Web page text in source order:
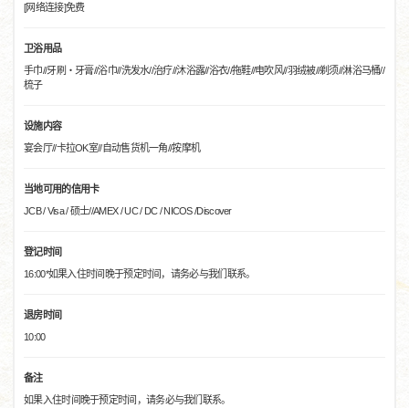
[网络连接]免费
卫浴用品
手巾//牙刷・牙膏//浴巾//洗发水//治疗//沐浴露//浴衣//拖鞋//电吹风//羽绒被//剃须//淋浴马桶//
梳子
设施内容
宴会厅//卡拉OK室//自动售货机一角//按摩机
当地可用的信用卡
JCB / Visa / 硕士//AMEX / UC / DC / NICOS /Discover
登记时间
16:00*如果入住时间晚于预定时间，请务必与我们联系。
退房时间
10:00
备注
如果入住时间晚于预定时间，请务必与我们联系。